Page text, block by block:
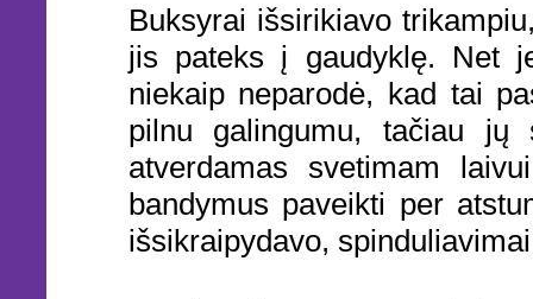
Buksyrai išsirikiavo
jis pateks į gaudyklę. Net
niekaip neparodė, kad tai
pilnu galingumu, tačiau jų
atverdamas svetimam
bandymus paveikti per
išsikraipydavo,